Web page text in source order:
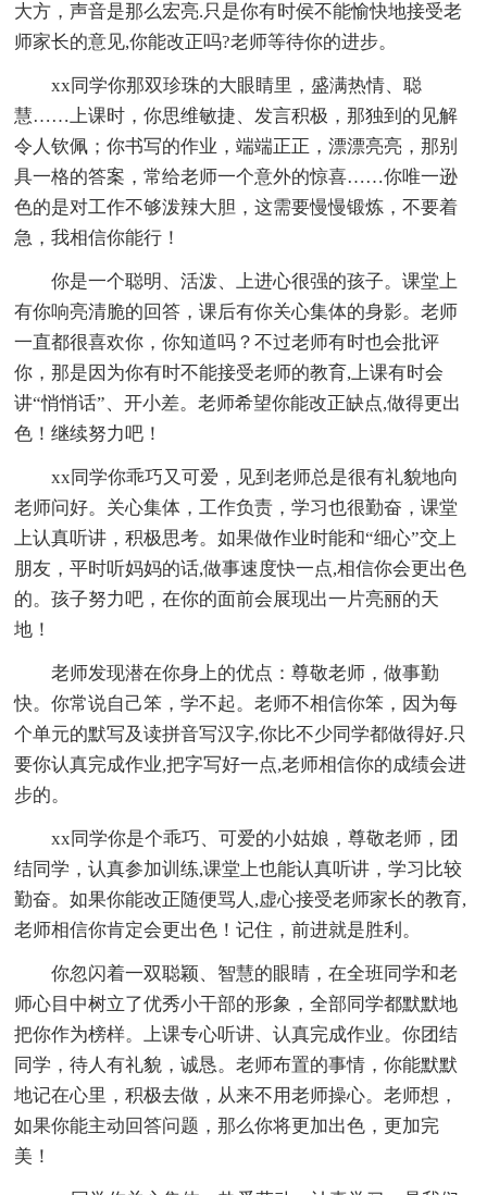
大方，声音是那么宏亮.只是你有时侯不能愉快地接受老
师家长的意见,你能改正吗?老师等待你的进步。
xx同学你那双珍珠的大眼睛里，盛满热情、聪
慧……上课时，你思维敏捷、发言积极，那独到的见解
令人钦佩；你书写的作业，端端正正，漂漂亮亮，那别
具一格的答案，常给老师一个意外的惊喜……你唯一逊
色的是对工作不够泼辣大胆，这需要慢慢锻炼，不要着
急，我相信你能行！
你是一个聪明、活泼、上进心很强的孩子。课堂上
有你响亮清脆的回答，课后有你关心集体的身影。老师
一直都很喜欢你，你知道吗？不过老师有时也会批评
你，那是因为你有时不能接受老师的教育,上课有时会
讲“悄悄话”、开小差。老师希望你能改正缺点,做得更出
色！继续努力吧！
xx同学你乖巧又可爱，见到老师总是很有礼貌地向
老师问好。关心集体，工作负责，学习也很勤奋，课堂
上认真听讲，积极思考。如果做作业时能和“细心”交上
朋友，平时听妈妈的话,做事速度快一点,相信你会更出色
的。孩子努力吧，在你的面前会展现出一片亮丽的天
地！
老师发现潜在你身上的优点：尊敬老师，做事勤
快。你常说自己笨，学不起。老师不相信你笨，因为每
个单元的默写及读拼音写汉字,你比不少同学都做得好.只
要你认真完成作业,把字写好一点,老师相信你的成绩会进
步的。
xx同学你是个乖巧、可爱的小姑娘，尊敬老师，团
结同学，认真参加训练,课堂上也能认真听讲，学习比较
勤奋。如果你能改正随便骂人,虚心接受老师家长的教育,
老师相信你肯定会更出色！记住，前进就是胜利。
你忽闪着一双聪颖、智慧的眼睛，在全班同学和老
师心目中树立了优秀小干部的形象，全部同学都默默地
把你作为榜样。上课专心听讲、认真完成作业。你团结
同学，待人有礼貌，诚恳。老师布置的事情，你能默默
地记在心里，积极去做，从来不用老师操心。老师想，
如果你能主动回答问题，那么你将更加出色，更加完
美！